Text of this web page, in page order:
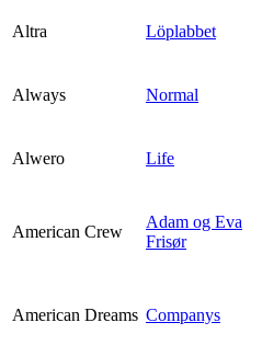
Altra Löplabbet
Always Normal
Alwero Life
American Crew
Adam og Eva
Frisør
American Dreams Companys